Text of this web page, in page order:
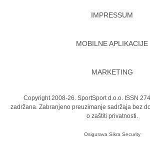
IMPRESSUM
MOBILNE APLIKACIJE
MARKETING
Copyright 2008-26. SportSport d.o.o. ISSN
zadržana. Zabranjeno preuzimanje sadržaja bez
o zaštiti privatnosti.
Osigurava Sikra Security